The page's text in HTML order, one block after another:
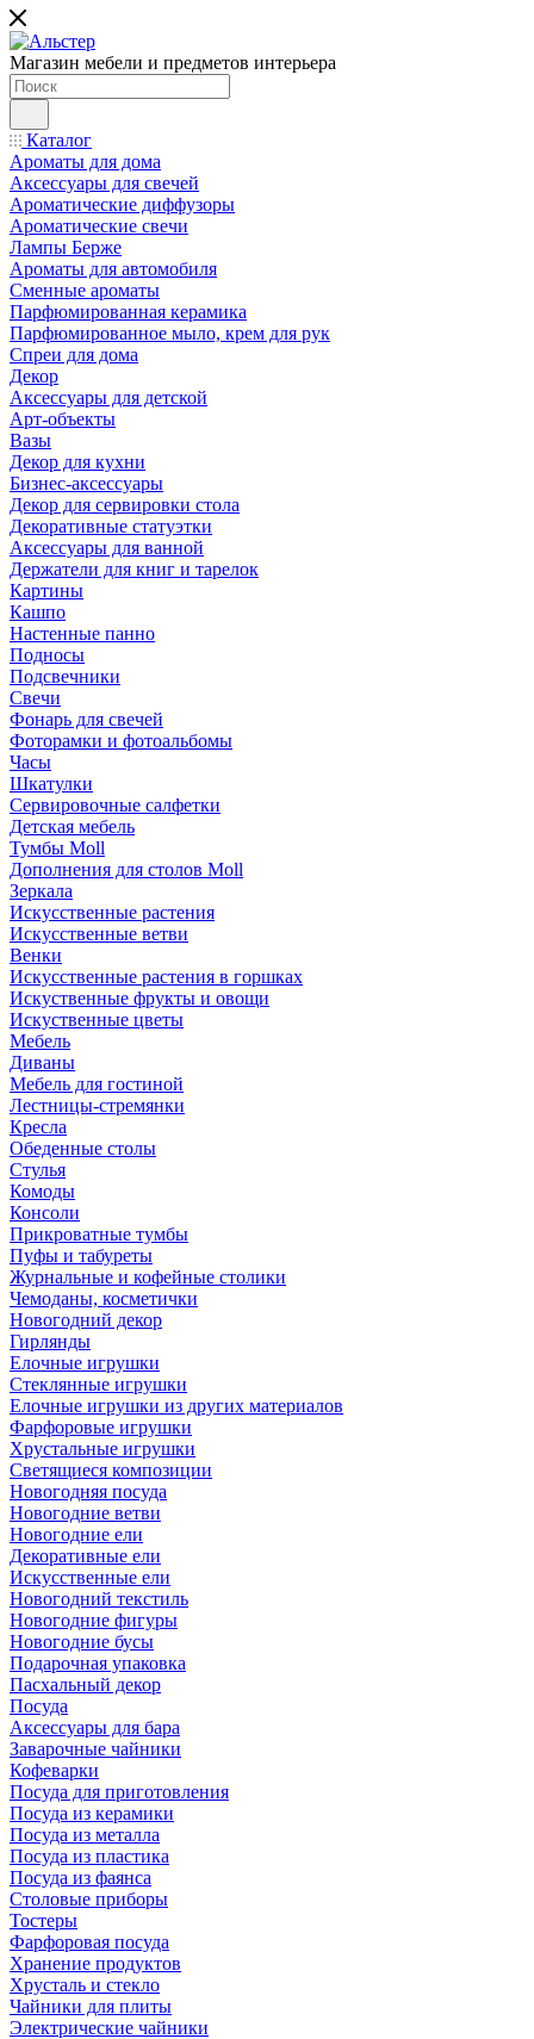
Магазин мебели и предметов интерьера
Каталог
Ароматы для дома
Аксессуары для свечей
Ароматические диффузоры
Ароматические свечи
Лампы Берже
Ароматы для автомобиля
Сменные ароматы
Парфюмированная керамика
Парфюмированное мыло, крем для рук
Спреи для дома
Декор
Аксессуары для детской
Арт-объекты
Вазы
Декор для кухни
Бизнес-аксессуары
Декор для сервировки стола
Декоративные статуэтки
Аксессуары для ванной
Держатели для книг и тарелок
Картины
Кашпо
Настенные панно
Подносы
Подсвечники
Свечи
Фонарь для свечей
Фоторамки и фотоальбомы
Часы
Шкатулки
Сервировочные салфетки
Детская мебель
Тумбы Moll
Дополнения для столов Moll
Зеркала
Искусственные растения
Искусственные ветви
Венки
Искусственные растения в горшках
Искуственные фрукты и овощи
Искуственные цветы
Мебель
Диваны
Мебель для гостиной
Лестницы-стремянки
Кресла
Обеденные столы
Стулья
Комоды
Консоли
Прикроватные тумбы
Пуфы и табуреты
Журнальные и кофейные столики
Чемоданы, косметички
Новогодний декор
Гирлянды
Елочные игрушки
Стеклянные игрушки
Елочные игрушки из других материалов
Фарфоровые игрушки
Хрустальные игрушки
Светящиеся композиции
Новогодняя посуда
Новогодние ветви
Новогодние ели
Декоративные ели
Искусственные ели
Новогодний текстиль
Новогодние фигуры
Новогодние бусы
Подарочная упаковка
Пасхальный декор
Посуда
Аксессуары для бара
Заварочные чайники
Кофеварки
Посуда для приготовления
Посуда из керамики
Посуда из металла
Посуда из пластика
Посуда из фаянса
Столовые приборы
Тостеры
Фарфоровая посуда
Хранение продуктов
Хрусталь и стекло
Чайники для плиты
Электрические чайники